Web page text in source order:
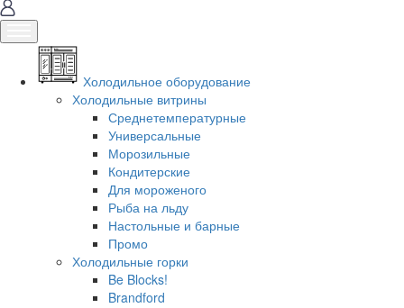
Холодильное оборудование
Холодильные витрины
Среднетемпературные
Универсальные
Морозильные
Кондитерские
Для мороженого
Рыба на льду
Настольные и барные
Промо
Холодильные горки
Be Blocks!
Brandford